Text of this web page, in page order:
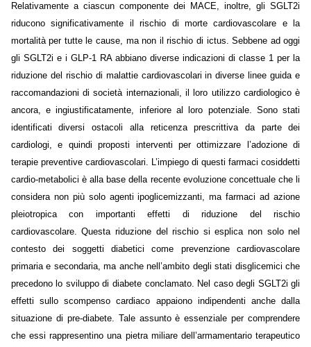
Relativamente a ciascun componente dei MACE, inoltre, gli SGLT2i
riducono significativamente il rischio di morte cardiovascolare e la
mortalità per tutte le cause, ma non il rischio di ictus. Sebbene ad oggi
gli SGLT2i e i GLP-1 RA abbiano diverse indicazioni di classe 1 per la
riduzione del rischio di malattie cardiovascolari in diverse linee guida e
raccomandazioni di società internazionali, il loro utilizzo cardiologico è
ancora, e ingiustificatamente, inferiore al loro potenziale. Sono stati
identificati diversi ostacoli alla reticenza prescrittiva da parte dei
cardiologi, e quindi proposti interventi per ottimizzare l’adozione di
terapie preventive cardiovascolari. L’impiego di questi farmaci cosiddetti
cardio-metabolici è alla base della recente evoluzione concettuale che li
considera non più solo agenti ipoglicemizzanti, ma farmaci ad azione
pleiotropica con importanti effetti di riduzione del rischio
cardiovascolare. Questa riduzione del rischio si esplica non solo nel
contesto dei soggetti diabetici come prevenzione cardiovascolare
primaria e secondaria, ma anche nell’ambito degli stati disglicemici che
precedono lo sviluppo di diabete conclamato. Nel caso degli SGLT2i gli
effetti sullo scompenso cardiaco appaiono indipendenti anche dalla
situazione di pre-diabete. Tale assunto è essenziale per comprendere
che essi rappresentino una pietra miliare dell’armamentario terapeutico